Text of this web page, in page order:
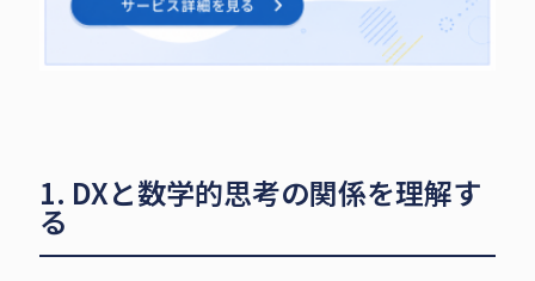
1. DXと数学的思考の関係を理解す
る